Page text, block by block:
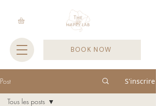
BOOK NOW
Post S'inscrire
Tous les posts